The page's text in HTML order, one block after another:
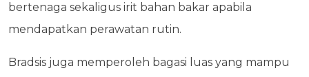
bertenaga sekaligus irit bahan bakar apabila
mendapatkan perawatan rutin.
Bradsis juga memperoleh bagasi luas yang mampu